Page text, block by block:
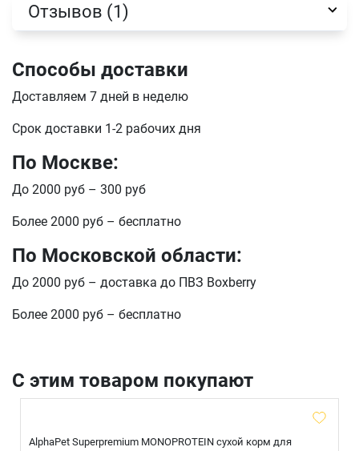
Отзывов (1)
Способы доставки
Доставляем 7 дней в неделю
Срок доставки 1-2 рабочих дня
По Москве:
До 2000 руб – 300 руб
Более 2000 руб – бесплатно
По Московской области:
До 2000 руб – доставка до ПВЗ Boxberry
Более 2000 руб – бесплатно
С этим товаром покупают
AlphaPet Superpremium MONOPROTEIN сухой корм для
Оформить заказ
Имя
Телефон
E-mail